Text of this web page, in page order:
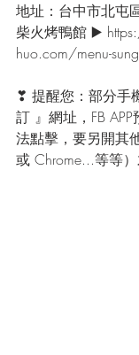
地址：台中市北屯
柴火烤鴨館 ▶️
huo.com/menu-
❣ 提醒您：部分手
訂 』網址，FB
法點擊，要另開其
或 Chrome...等等